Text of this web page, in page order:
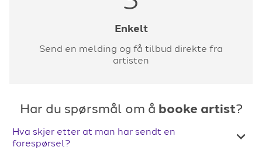
Enkelt
Send en melding og få tilbud direkte fra
artisten
Har du spørsmål om å booke artist?
Hva skjer etter at man har sendt en
forespørsel?